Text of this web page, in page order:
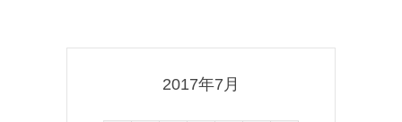
2017年7月